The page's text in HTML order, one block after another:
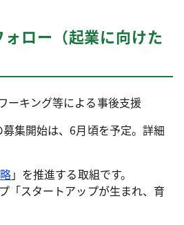
ロー（起業に向けた
ーキング等による事後支援
集開始は、6月頃を予定。詳細
」を推進する取組です。
スタートアップが生まれ、育